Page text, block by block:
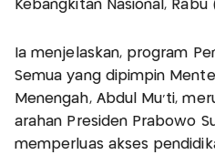
Kebangkitan Nasional,
Ia menjelaskan, program
Semua yang dipimpin
Menengah, Abdul Mu'ti,
arahan Presiden Prabowo
memperluas akses